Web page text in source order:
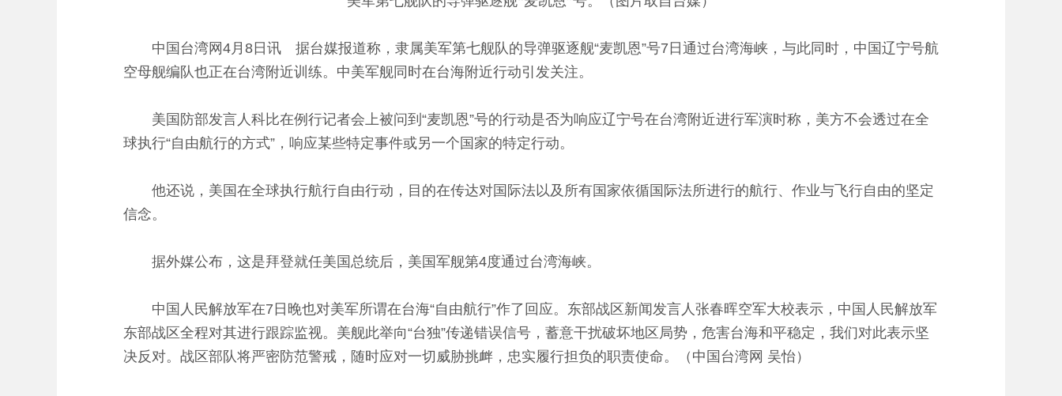
中国台湾网4月8日讯 据台媒报道称，隶属美军第七舰队的导弹驱逐舰“麦凯恩”号7日通过台湾海峡，与此同时，中国辽宁号航
空母舰编队也正在台湾附近训练。中美军舰同时在台海附近行动引发关注。
美国防部发言人科比在例行记者会上被问到“麦凯恩”号的行动是否为响应辽宁号在台湾附近进行军演时称，美方不会透过在全
球执行“自由航行的方式”，响应某些特定事件或另一个国家的特定行动。
他还说，美国在全球执行航行自由行动，目的在传达对国际法以及所有国家依循国际法所进行的航行、作业与飞行自由的坚定
信念。
据外媒公布，这是拜登就任美国总统后，美国军舰第4度通过台湾海峡。
中国人民解放军在7日晚也对美军所谓在台海“自由航行”作了回应。东部战区新闻发言人张春晖空军大校表示，中国人民解放军
东部战区全程对其进行跟踪监视。美舰此举向“台独”传递错误信号，蓄意干扰破坏地区局势，危害台海和平稳定，我们对此表示坚
决反对。战区部队将严密防范警戒，随时应对一切威胁挑衅，忠实履行担负的职责使命。（中国台湾网 吴怡）